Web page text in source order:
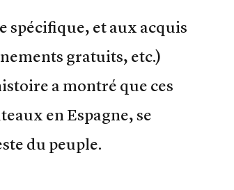
spécifique, et aux acquis
gratuits, etc.)
a montré que ces
en Espagne, se
du peuple.